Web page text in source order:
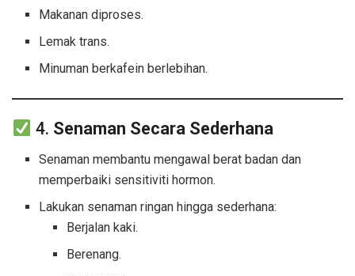
Makanan diproses.
Lemak trans.
Minuman berkafein berlebihan.
4. Senaman Secara Sederhana
Senaman membantu mengawal berat badan dan
memperbaiki sensitiviti hormon.
Lakukan senaman ringan hingga sederhana:
Berjalan kaki.
Berenang.